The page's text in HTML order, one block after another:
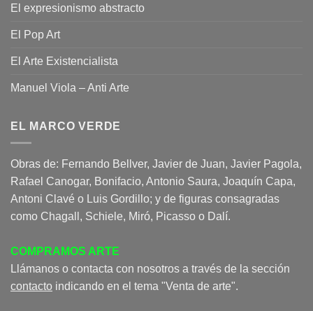
El expresionismo abstracto
El Pop Art
El Arte Existencialista
Manuel Viola – Anti Arte
EL MARCO VERDE
Obras de: Fernando Bellver, Javier de Juan, Javier Pagola,
Rafael Canogar, Bonifacio, Antonio Saura, Joaquín Capa,
Antoni Clavé o Luis Gordillo; y de figuras consagradas
como Chagall, Schiele, Miró, Picasso o Dalí.
COMPRAMOS ARTE
Llámanos o contacta con nosotros a través de la sección
contacto indicando en el tema "Venta de arte".